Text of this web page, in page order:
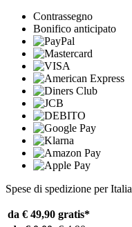
Contrassegno
Bonifico anticipato
Spese di spedizione per Italia
da € 49,90 gratis*